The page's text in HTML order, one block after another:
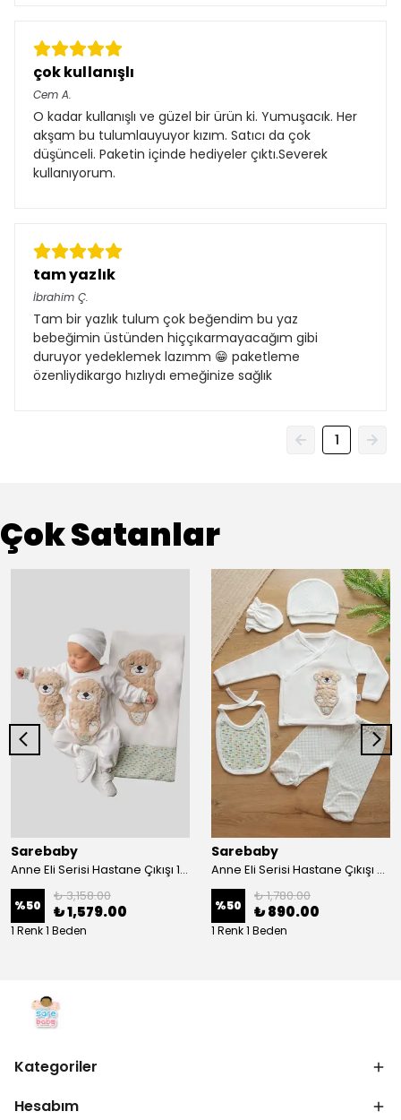
çok kullanışlı
Cem A.
O kadar kullanışlı ve güzel bir ürün ki. Yumuşacık. Her
akşam bu tulumlauyuyor kızım. Satıcı da çok
düşünceli. Paketin içinde hediyeler çıktı.Severek
kullanıyorum.
tam yazlık
İbrahim Ç.
Tam bir yazlık tulum çok beğendim bu yaz
bebeğimin üstünden hiççıkarmayacağım gibi
duruyor yedeklemek lazımm 😁 paketleme
özenliydikargo hızlıydı emeğinize sağlık
1
Çok Satanlar
Sarebaby
Anne Eli Serisi Hastane Çıkışı 10'lu Set Oyuncak Hediyeli Organik
%50
₺ 3,158.00
₺ 1,579.00
1 Renk 1 Beden
Sarebaby
Anne Eli Serisi Hastane Çıkışı 5li Set
%50
₺ 1,780.00
₺ 890.00
1 Renk 1 Beden
Kategoriler
Hesabım